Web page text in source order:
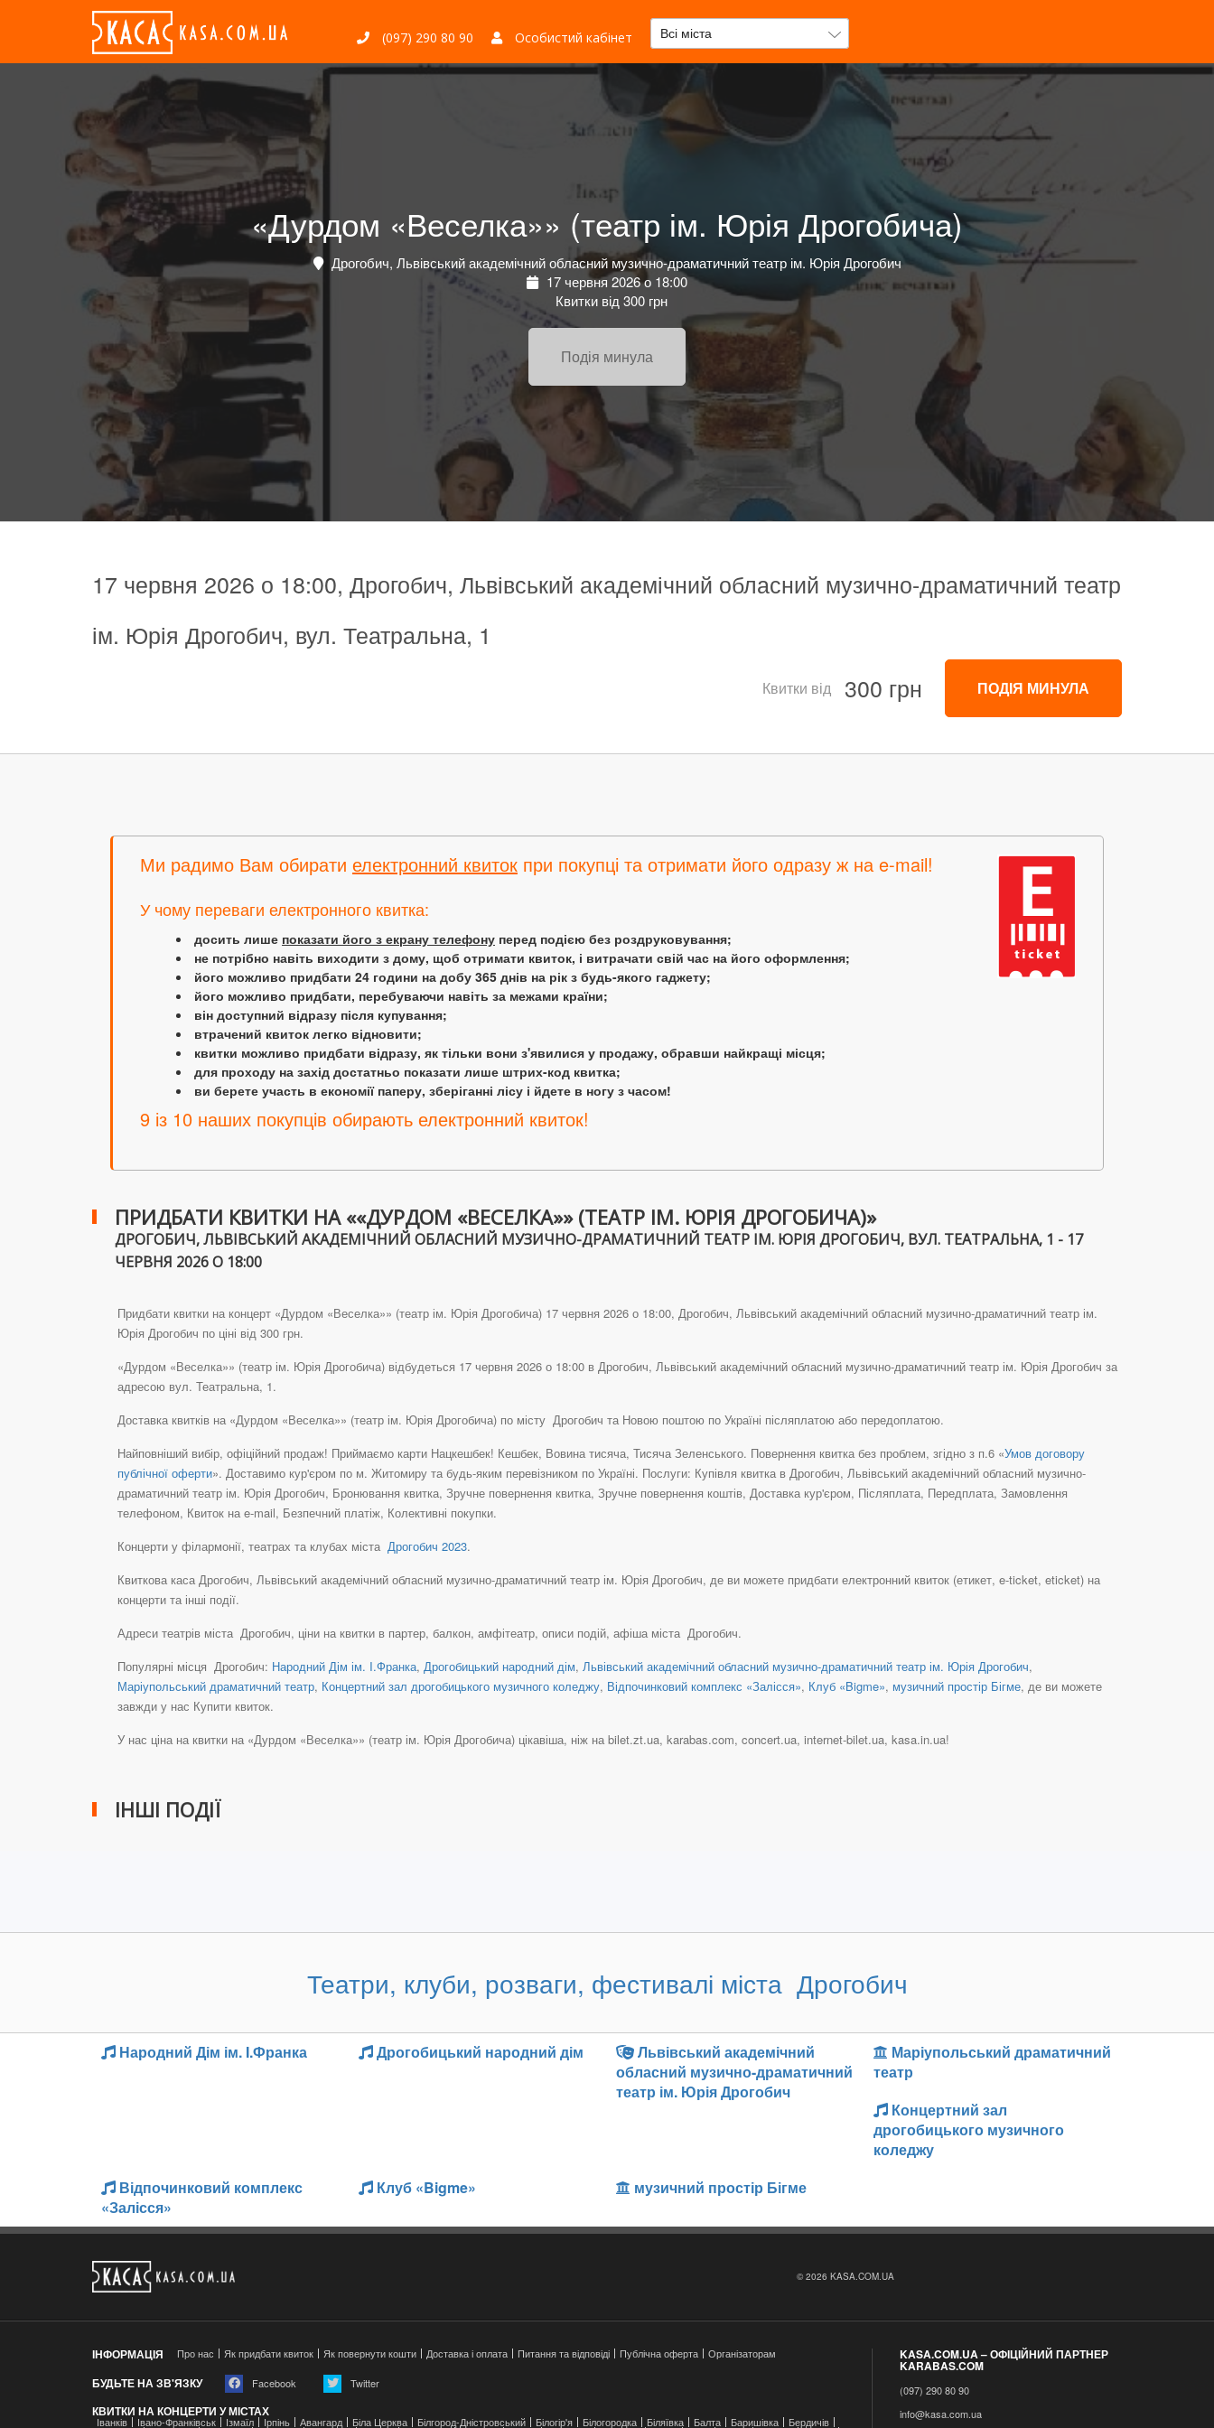
(097) 290 80 90 Особистий кабінет Всі міста
«Дурдом «Веселка»» (театр ім. Юрія Дрогобича)
Дрогобич, Львівський академічний обласний музично-драматичний театр ім. Юрія Дрогобич
17 червня 2026 о 18:00
Квитки від 300 грн
Подія минула
17 червня 2026 о 18:00, Дрогобич, Львівський академічний обласний музично-драматичний театр
ім. Юрія Дрогобич, вул. Театральна, 1
Квитки від 300 грн ПОДІЯ МИНУЛА
Ми радимо Вам обирати електронний квиток при покупці та отримати його одразу ж на e-mail!
У чому переваги електронного квитка:
досить лише показати його з екрану телефону перед подією без роздруковування;
не потрібно навіть виходити з дому, щоб отримати квиток, і витрачати свій час на його оформлення;
його можливо придбати 24 години на добу 365 днів на рік з будь-якого гаджету;
його можливо придбати, перебуваючи навіть за межами країни;
він доступний відразу після купування;
втрачений квиток легко відновити;
квитки можливо придбати відразу, як тільки вони з'явилися у продажу, обравши найкращі місця;
для проходу на захід достатньо показати лише штрих-код квитка;
ви берете участь в економії паперу, зберіганні лісу і йдете в ногу з часом!
9 із 10 наших покупців обирають електронний квиток!
ПРИДБАТИ КВИТКИ НА ««ДУРДОМ «ВЕСЕЛКА»» (ТЕАТР ІМ. ЮРІЯ ДРОГОБИЧА)»
ДРОГОБИЧ, ЛЬВІВСЬКИЙ АКАДЕМІЧНИЙ ОБЛАСНИЙ МУЗИЧНО-ДРАМАТИЧНИЙ ТЕАТР ІМ. ЮРІЯ ДРОГОБИЧ, ВУЛ. ТЕАТРАЛЬНА, 1 - 17
ЧЕРВНЯ 2026 О 18:00
Придбати квитки на концерт «Дурдом «Веселка»» (театр ім. Юрія Дрогобича) 17 червня 2026 о 18:00, Дрогобич, Львівський академічний обласний музично-драматичний театр ім.
Юрія Дрогобич по ціні від 300 грн.
«Дурдом «Веселка»» (театр ім. Юрія Дрогобича) відбудеться 17 червня 2026 о 18:00 в Дрогобич, Львівський академічний обласний музично-драматичний театр ім. Юрія Дрогобич за
адресою вул. Театральна, 1.
Доставка квитків на «Дурдом «Веселка»» (театр ім. Юрія Дрогобича) по місту Дрогобич та Новою поштою по Україні післяплатою або передоплатою.
Найповніший вибір, офіційний продаж! Приймаємо карти Нацкешбек! Кешбек, Вовина тисяча, Тисяча Зеленського. Повернення квитка без проблем, згідно з п.6 «Умов договору
публічної оферти». Доставимо кур'єром по м. Житомиру та будь-яким перевізником по Україні. Послуги: Купівля квитка в Дрогобич, Львівський академічний обласний музично-
драматичний театр ім. Юрія Дрогобич, Бронювання квитка, Зручне повернення квитка, Зручне повернення коштів, Доставка кур'єром, Післяплата, Передплата, Замовлення
телефоном, Квиток на e-mail, Безпечний платіж, Колективні покупки.
Концерти у філармонії, театрах та клубах міста Дрогобич 2023.
Квиткова каса Дрогобич, Львівський академічний обласний музично-драматичний театр ім. Юрія Дрогобич, де ви можете придбати електронний квиток (етикет, e-ticket, eticket) на
концерти та інші події.
Адреси театрів міста Дрогобич, ціни на квитки в партер, балкон, амфітеатр, описи подій, афіша міста Дрогобич.
Популярні місця Дрогобич: Народний Дім ім. I.Франка, Дрогобицький народний дім, Львівський академічний обласний музично-драматичний театр ім. Юрія Дрогобич,
Маріупольський драматичний театр, Концертний зал дрогобицького музичного коледжу, Відпочинковий комплекс «Залісся», Клуб «Bigme», музичний простір Бігме, де ви можете
завжди у нас Купити квиток.
У нас ціна на квитки на «Дурдом «Веселка»» (театр ім. Юрія Дрогобича) цікавіша, ніж на bilet.zt.ua, karabas.com, concert.ua, internet-bilet.ua, kasa.in.ua!
ІНШІ ПОДІЇ
Театри, клуби, розваги, фестивалі міста Дрогобич
Народний Дім ім. I.Франка Дрогобицький народний дім
Львівський академічний
обласний музично-драматичний
театр ім. Юрія Дрогобич
Маріупольський драматичний
театр
Концертний зал
дрогобицького музичного
коледжу
Відпочинковий комплекс
«Залісся»
Клуб «Bigme» музичний простір Бігме
© 2026 KASA.COM.UA
ІНФОРМАЦІЯ Про нас Як придбати квиток Як повернути кошти Доставка і оплата Питання та відповіді Публічна оферта Організаторам
БУДЬТЕ НА ЗВ'ЯЗКУ Facebook Twitter
КВИТКИ НА КОНЦЕРТИ У МІСТАХ
Іванків Івано-Франківськ Ізмаїл Ірпінь Авангард Біла Церква Білгород-Дністровський Білогір'я Білогородка Біляївка Балта Баришівка Бердичів
KASA.COM.UA – ОФІЦІЙНИЙ ПАРТНЕР
KARABAS.COM
(097) 290 80 90
info@kasa.com.ua